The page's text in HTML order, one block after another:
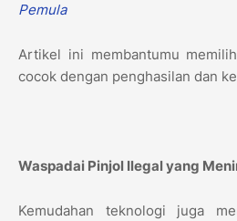
Pemula
Artikel ini membantumu
cocok dengan penghasilan dan
Waspadai Pinjol Ilegal yang
Kemudahan teknologi juga